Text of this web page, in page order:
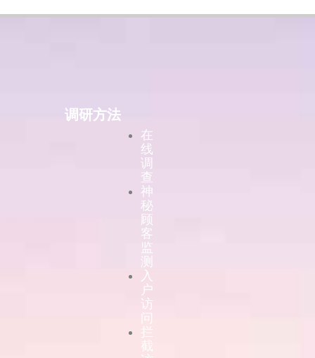
调研方法
在
线
调
查
神
秘
顾
客
监
测
入
户
访
问
拦
截